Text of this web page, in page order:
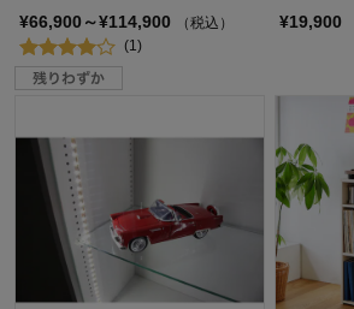
¥66,900～¥114,900
（税込）
(1)
¥19,900